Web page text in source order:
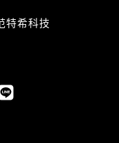
特希科技
L
i